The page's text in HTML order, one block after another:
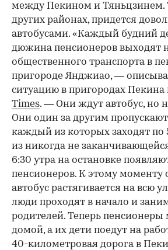
между Пекином и Тяньцзинем.
других районах, придется
автобусами. «Каждый будний
дюжина пенсионеров выходят
общественного транспорта в
пригороде Янджиао, —
ситуацию в пригородах Пекина
Times. — Они ждут автобус, но
Они один за другим
каждый из которых заходят по
из никогда не
6:30 утра на остановке
пенсионеров. К этому моменту
автобус растягивается на всю
люди проходят в начало и
родителей. Теперь пенсионеры
домой, а их дети поедут на
40-километровая дорога в